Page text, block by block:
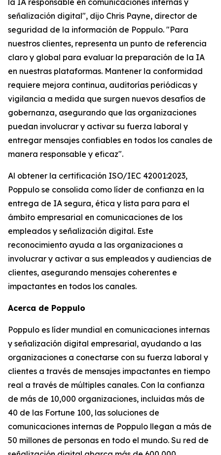
la IA responsable en comunicaciones internas y
señalización digital", dijo Chris Payne, director de
seguridad de la información de Poppulo. "Para
nuestros clientes, representa un punto de referencia
claro y global para evaluar la preparación de la IA
en nuestras plataformas. Mantener la conformidad
requiere mejora continua, auditorías periódicas y
vigilancia a medida que surgen nuevos desafíos de
gobernanza, asegurando que las organizaciones
puedan involucrar y activar su fuerza laboral y
entregar mensajes confiables en todos los canales de
manera responsable y eficaz".
Al obtener la certificación ISO/IEC 42001:2023,
Poppulo se consolida como líder de confianza en la
entrega de IA segura, ética y lista para para el
ámbito empresarial en comunicaciones de los
empleados y señalización digital. Este
reconocimiento ayuda a las organizaciones a
involucrar y activar a sus empleados y audiencias de
clientes, asegurando mensajes coherentes e
impactantes en todos los canales.
Acerca de Poppulo
Poppulo es líder mundial en comunicaciones internas
y señalización digital empresarial, ayudando a las
organizaciones a conectarse con su fuerza laboral y
clientes a través de mensajes impactantes en tiempo
real a través de múltiples canales. Con la confianza
de más de 10,000 organizaciones, incluidas más de
40 de las Fortune 100, las soluciones de
comunicaciones internas de Poppulo llegan a más de
50 millones de personas en todo el mundo. Su red de